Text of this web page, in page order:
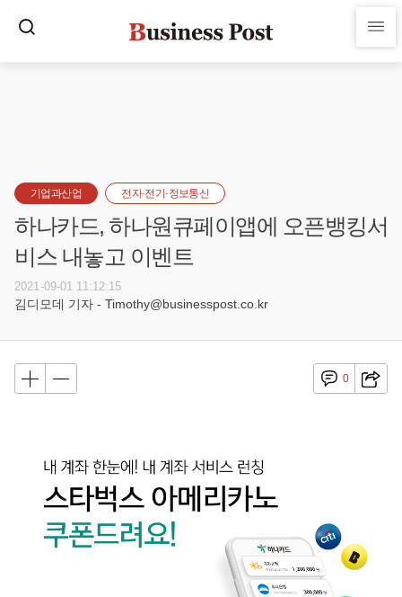
기업과산업 전자·전기·정보통신
하나카드, 하나원큐페이앱에 오픈뱅킹서
비스 내놓고 이벤트
2021-09-01 11:12:15
김디모데 기자 - Timothy@businesspost.co.kr
0